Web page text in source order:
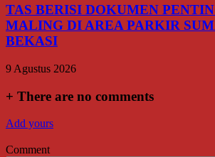
TAS BERISI DOKUMEN
MALING DI AREA PARKIR
BEKASI
9 Agustus 2026
+ There are no comments
Add yours
Comment